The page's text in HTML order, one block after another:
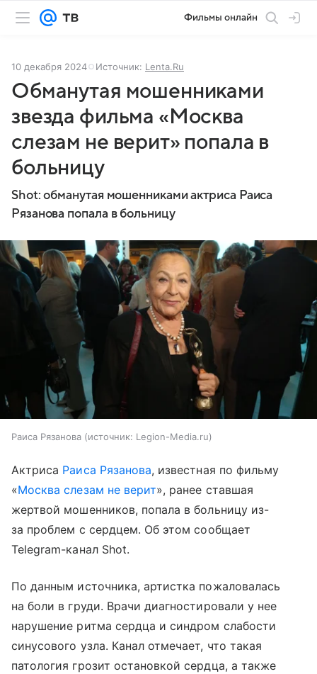
Фильмы онлайн
10 декабря 2024 Источник: Lenta.Ru
Обманутая мошенниками
звезда фильма «Москва
слезам не верит» попала в
больницу
Shot: обманутая мошенниками актриса Раиса
Рязанова попала в больницу
Раиса Рязанова источник: Legion-Media.ru
Актриса Раиса Рязанова, известная по фильму
«Москва слезам не верит», ранее ставшая
жертвой мошенников, попала в больницу из-
за проблем с сердцем. Об этом сообщает
Telegram-канал Shot.
По данным источника, артистка пожаловалась
на боли в груди. Врачи диагностировали у нее
нарушение ритма сердца и синдром слабости
синусового узла. Канал отмечает, что такая
патология грозит остановкой сердца, а также